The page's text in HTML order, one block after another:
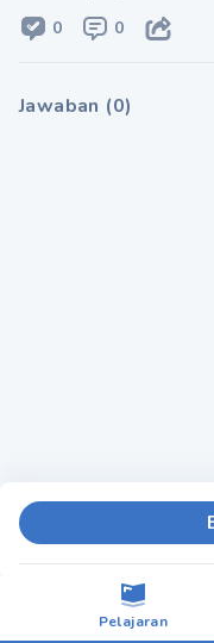
0
0
Jawaban (0)
Pelajaran